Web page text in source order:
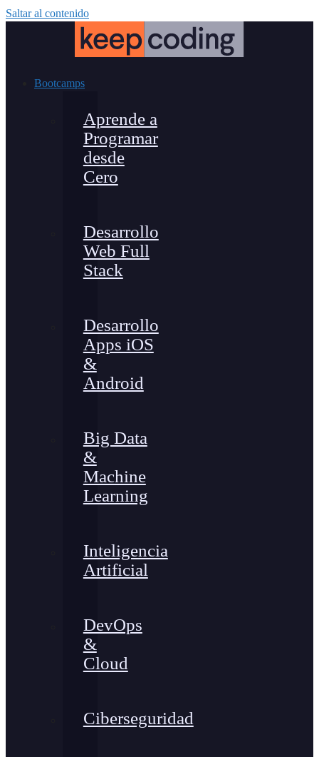
Saltar al contenido
Bootcamps
Aprende a
Programar
desde
Cero
Desarrollo
Web Full
Stack
Desarrollo
Apps iOS
&
Android
Big Data
&
Machine
Learning
Inteligencia
Artificial
DevOps
&
Cloud
Ciberseguridad